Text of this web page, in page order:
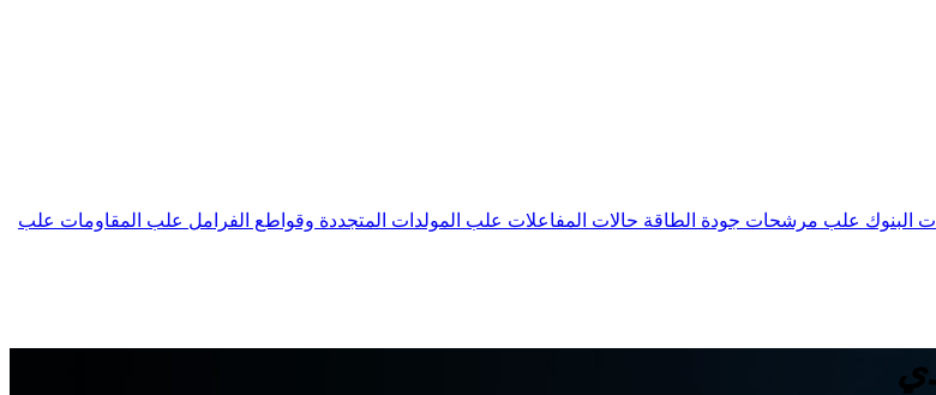
البنوك علب مرشحات جودة الطاقة حالات المفاعلات علب المولدات المتجددة وقواطع الفرامل علب المقاومات علب